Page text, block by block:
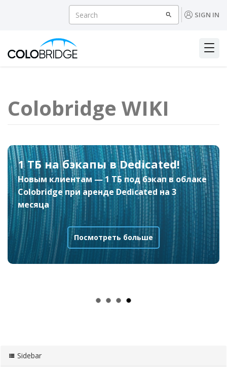
SIGN IN
Colobridge WIKI
1 ТБ на бэкапы в Dedicated!
Новым клиентам — 1 ТБ под бэкап в облаке
Colobridge при аренде Dedicated на 3
месяца
Посмотреть больше
Sidebar